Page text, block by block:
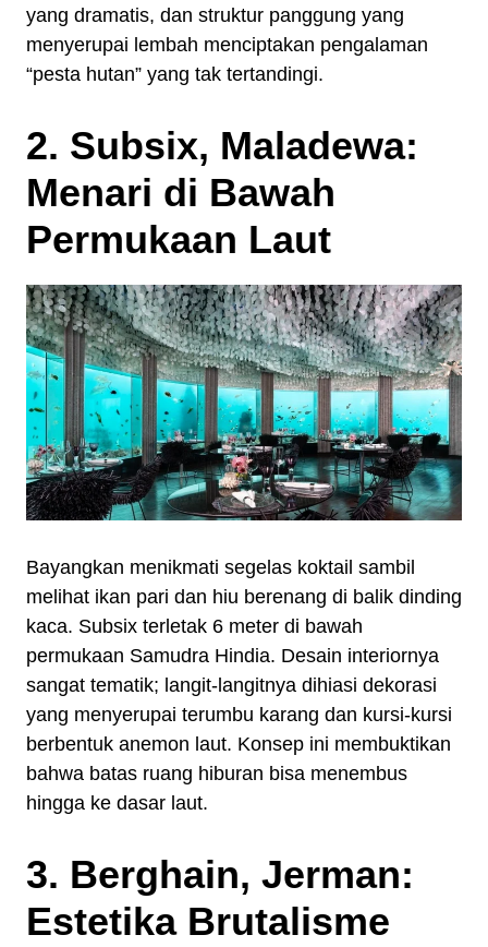
yang dramatis, dan struktur panggung yang
menyerupai lembah menciptakan pengalaman
“pesta hutan” yang tak tertandingi.
2. Subsix, Maladewa:
Menari di Bawah
Permukaan Laut
Bayangkan menikmati segelas koktail sambil
melihat ikan pari dan hiu berenang di balik dinding
kaca. Subsix terletak 6 meter di bawah
permukaan Samudra Hindia. Desain interiornya
sangat tematik; langit-langitnya dihiasi dekorasi
yang menyerupai terumbu karang dan kursi-kursi
berbentuk anemon laut. Konsep ini membuktikan
bahwa batas ruang hiburan bisa menembus
hingga ke dasar laut.
3. Berghain, Jerman:
Estetika Brutalisme